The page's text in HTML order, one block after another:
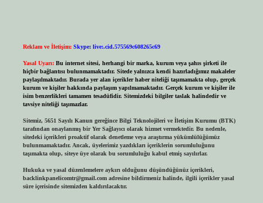
Reklam ve İletişim: Skype: live:.cid.575569c608265c69
Yasal Uyarı: Bu internet sitesi, herhangi bir marka, kurum veya şahıs şirketi ile
hiçbir bağlantısı bulunmamaktadır. Sitede yalnızca kendi hazırladığımız makaleler
paylaşılmaktadır. Burada yer alan içerikler haber niteliği taşımamakta olup, gerçek
kurum ve kişiler hakkında paylaşım yapılmamaktadır. Gerçek kurum ve kişiler ile
isim benzerlikleri tamamen tesadüfidir. Sitemizdeki bilgiler taslak halindedir ve
tavsiye niteliği taşımazlar.
Sitemiz, 5651 Sayılı Kanun gereğince Bilgi Teknolojileri ve İletişim Kurumu (BTK)
tarafından onaylanmış bir Yer Sağlayıcı olarak hizmet vermektedir. Bu nedenle,
sitedeki içerikleri proaktif olarak denetleme veya araştırma yükümlülüğümüz
bulunmamaktadır. Ancak, üyelerimiz yazdıkları içeriklerin sorumluluğunu
taşımakta olup, siteye üye olarak bu sorumluluğu kabul etmiş sayılırlar.
Hukuka ve yasal düzenlemelere aykırı olduğunu düşündüğünüz içerikleri,
backlinkpanelicomtr@gmail.comadresine bildirmeniz halinde, ilgili içerikler yasal
süre içerisinde sitemizden kaldırılacaktır.